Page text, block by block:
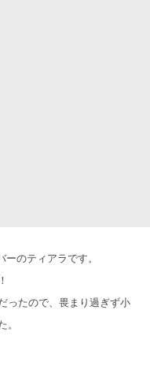
のティアラです。
ったので、畏まり過ぎず小